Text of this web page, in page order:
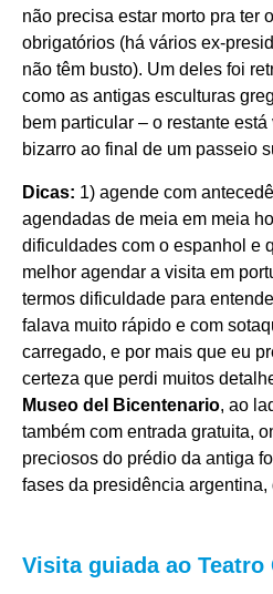
não precisa estar morto pra ter
obrigatórios (há vários ex-
não têm busto). Um deles foi
como as antigas esculturas
bem particular – o restante
bizarro ao final de um passeio
Dicas: 1) agende com
agendadas de meia em meia
dificuldades com o espanhol e
melhor agendar a visita em
termos dificuldade para
falava muito rápido e com
carregado, e por mais que eu
certeza que perdi muitos
Museo del Bicentenario, ao
também com entrada gratuita,
preciosos do prédio da antiga
fases da presidência
Visita guiada ao Teatro